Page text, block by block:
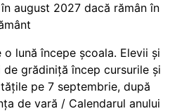
august 2027 dacă rămân în
o lună începe școala. Elevii și
de grădiniță încep cursurile și
pe 7 septembrie, după
de vară / Calendarul anului